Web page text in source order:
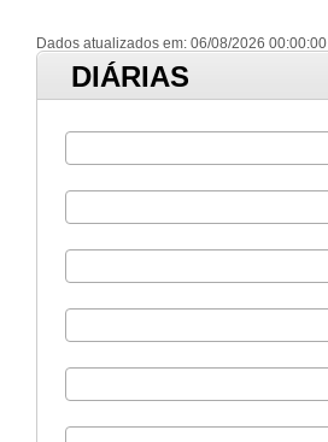
Dados atualizados em: 06/08/2026 00:00:00
DIÁRIAS